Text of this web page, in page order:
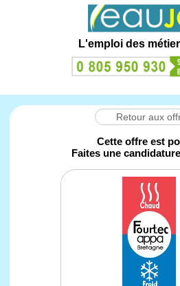
L'emploi des
Retour aux
Cette offre est
Faites une